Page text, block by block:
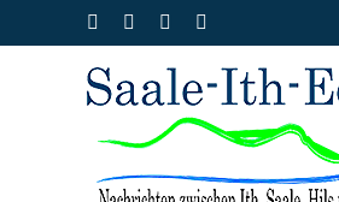
Inhalt
Facebook Instagram